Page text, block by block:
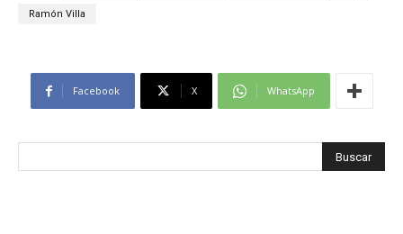
Ramón Villa
Facebook X WhatsApp